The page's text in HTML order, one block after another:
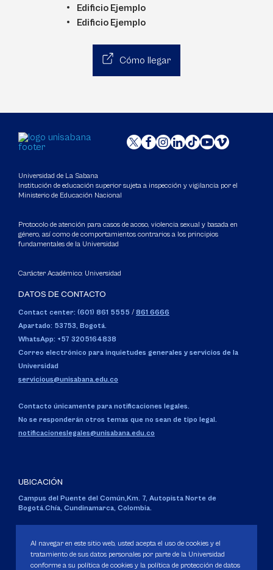
Edificio Ejemplo
Edificio Ejemplo
Cómo llegar
Universidad de La Sabana
Institución de educación superior sujeta a inspección y vigilancia por el
Ministerio de Educación Nacional
Protocolo de atención para casos de acoso, violencia sexual y basada en
género, así como de comportamientos contrarios a los principios
fundamentales de la Universidad
Carácter Académico: Universidad
DATOS DE CONTACTO
Contact center: (601) 861 5555 / 861 6666
Apartado: 53753, Bogotá.
WhatsApp: +57 3205164838
Correo electrónico para inquietudes generales y servicios de la
Universidad
servicious@unisabana.edu.co
Contacto únicamente para notificaciones legales.
No se responderán otros temas que no sean de tipo legal.
notificacioneslegales@unisabana.edu.co
UBICACIÓN
Campus del Puente del Común, Km. 7, Autopista Norte de
Bogotá.Chía, Cundinamarca, Colombia.
Personería Jurídica:Resolución 130 del 14 de enero de 1980.
Ministerio de Educación Nacional.
Al navegar en este sitio web, usted acepta el uso de cookies y el
tratamiento de sus datos personales por parte de la Universidad
conforme a su política de cookies y la política de protección de datos